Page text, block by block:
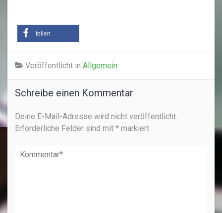
teilen
Veröffentlicht in Allgemein
Schreibe einen Kommentar
Deine E-Mail-Adresse wird nicht veröffentlicht.
Erforderliche Felder sind mit * markiert